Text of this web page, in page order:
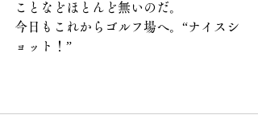
ことなどほとんど無いのだ。
今日もこれからゴルフ場へ。“ナイスシ
ョット！”